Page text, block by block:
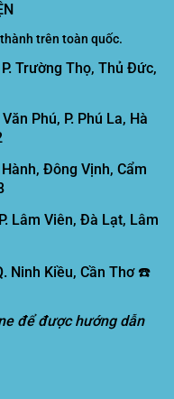
trên toàn quốc.
Trường Thọ, Thủ Đức,
Phú, P. Phú La, Hà
Đông Vịnh, Cẩm
Lâm Viên, Đà Lạt, Lâm
Ninh Kiều, Cần Thơ ☎️
để được hướng dẫn